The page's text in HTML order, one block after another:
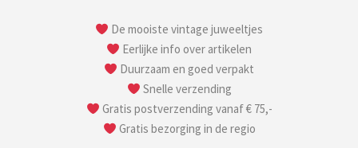
De mooiste vintage juweeltjes
Eerlijke info over artikelen
Duurzaam en goed verpakt
Snelle verzending
Gratis postverzending vanaf € 75,-
Gratis bezorging in de regio